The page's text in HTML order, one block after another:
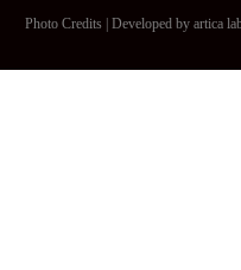
Photo Credits Developed by artica